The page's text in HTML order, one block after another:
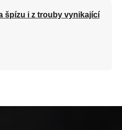
špízu i z trouby vynikající